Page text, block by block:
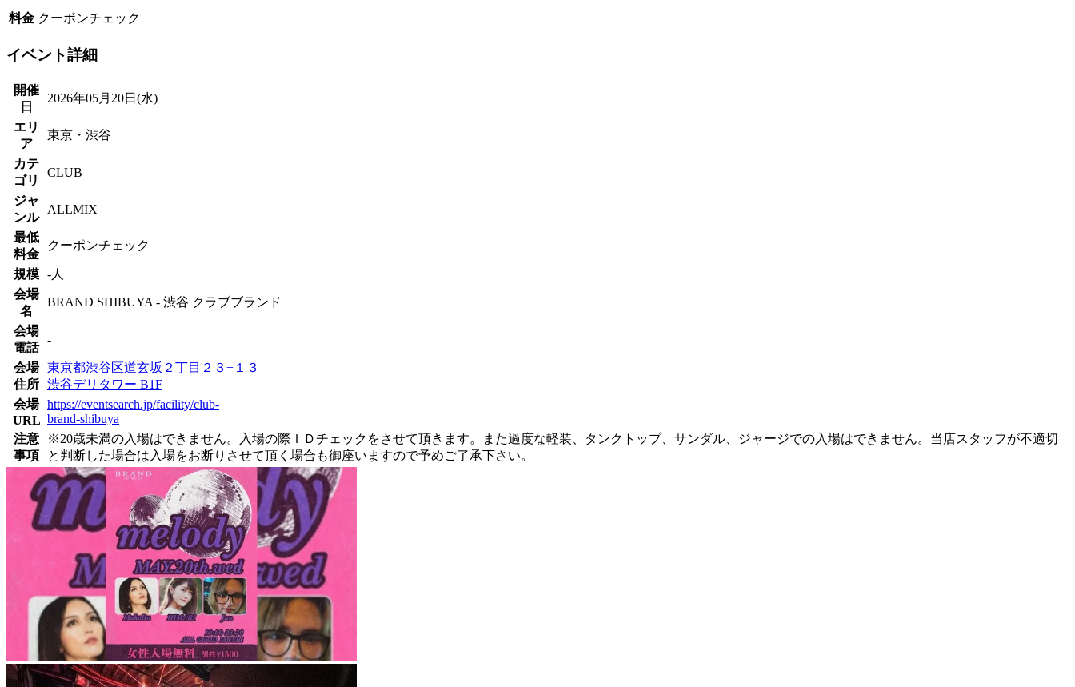
料金 クーポンチェック
イベント詳細
開催
日
2026年05月20日(水)
エリ
ア
東京・渋谷
カテ
ゴリ
CLUB
ジャ
ンル
ALLMIX
最低
料金
クーポンチェック
規模 -人
会場
名
BRAND SHIBUYA - 渋谷 クラブブランド
会場
電話
-
会場
住所
東京都渋谷区道玄坂２丁目２３−１３
渋谷デリタワー B1F
会場
URL
https://eventsearch.jp/facility/club-
brand-shibuya
注意
事項
※20歳未満の入場はできません。入場の際ＩＤチェックをさせて頂きます。また過度な軽装、タンクトップ、サンダル、ジャージでの入場はできません。当店スタッフが不適切
と判断した場合は入場をお断りさせて頂く場合も御座いますので予めご了承下さい。